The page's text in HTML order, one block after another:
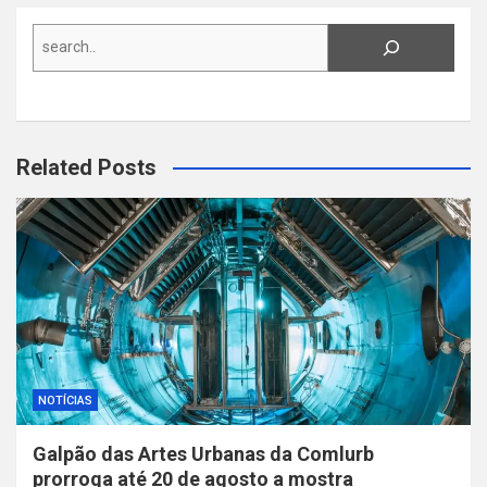
Search
Related Posts
NOTÍCIAS
Galpão das Artes Urbanas da Comlurb
prorroga até 20 de agosto a mostra